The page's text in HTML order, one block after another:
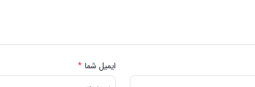
ایمیل شما *